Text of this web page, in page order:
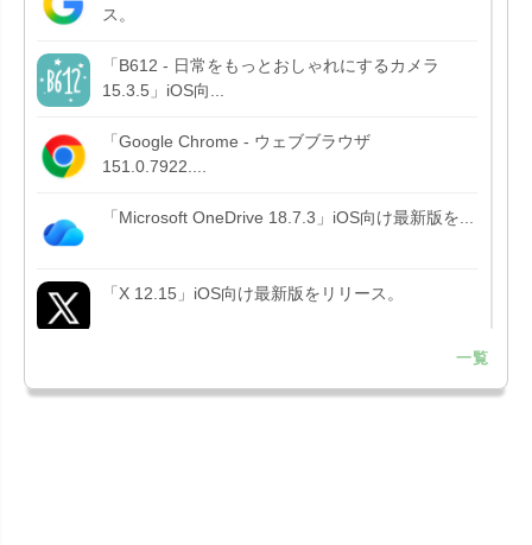
ス。
「B612 - 日常をもっとおしゃれにするカメラ
15.3.5」iOS向...
「Google Chrome - ウェブブラウザ
151.0.7922....
「Microsoft OneDrive 18.7.3」iOS向け最新版を...
「X 12.15」iOS向け最新版をリリース。
Liguid G...
一覧